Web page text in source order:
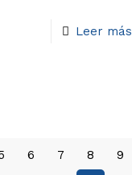
Leer más
6 7 8 9